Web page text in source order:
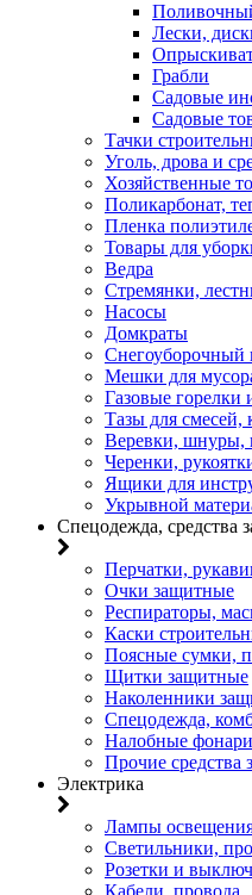
Лески,
Грабли
Садовые
Садовые
Тачки
Уголь, дрова и
Хозяйственные
Поликарбонат,
Пленка
Товары для
Ведра
Стремянки,
Насосы
Домкраты
Снегоуборочный
Мешки для
Газовые горелки
Тазы для смесей,
Веревки, шнуры,
Черенки,
Ящики для
Укрывной
Спецодежда, средства
Перчатки,
Очки защитные
Респираторы,
Каски
Поясные сумки,
Щитки защитные
Наколенники
Спецодежда,
Налобные фонари
Прочие средства
Электрика
Лампы
Светильники,
Розетки и
Кабели, провода